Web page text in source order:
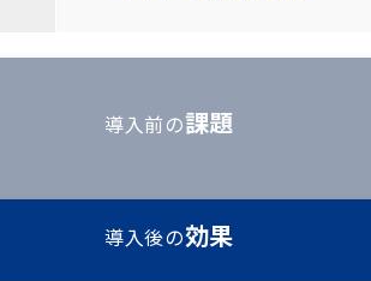
導入前の課題
導入後の効果